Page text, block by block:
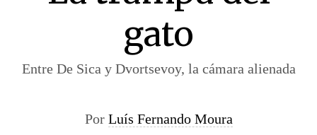
gato
Entre De Sica y Dvortsevoy, la cámara alienada
Por Luís Fernando Moura